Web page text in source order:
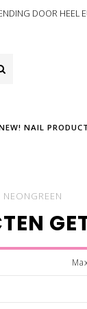
DOOR HEEL
NAIL
NEONGREEN